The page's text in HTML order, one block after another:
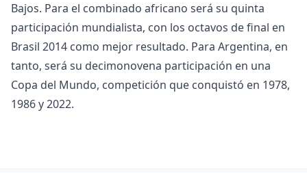
Bajos. Para el combinado africano será su quinta
participación mundialista, con los octavos de final en
Brasil 2014 como mejor resultado. Para Argentina, en
tanto, será su decimonovena participación en una
Copa del Mundo, competición que conquistó en 1978,
1986 y 2022.